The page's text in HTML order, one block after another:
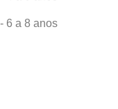
6 a 8 anos